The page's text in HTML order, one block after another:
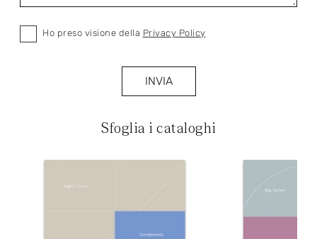
Sfoglia i cataloghi
Ho preso visione della Privacy Policy
INVIA